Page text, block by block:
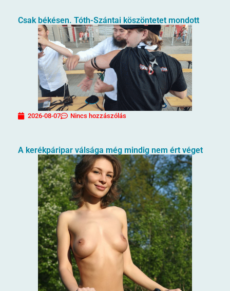
Csak békésen. Tóth-Szántai köszöntetet mondott
2026-08-07 Nincs hozzászólás
A kerékpáripar válsága még mindig nem ért véget